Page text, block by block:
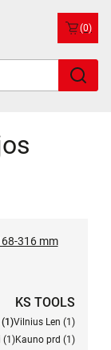
(0)
316 mm
KS TOOLS
Vilnius Len (1)
(1)Kauno prd (1)